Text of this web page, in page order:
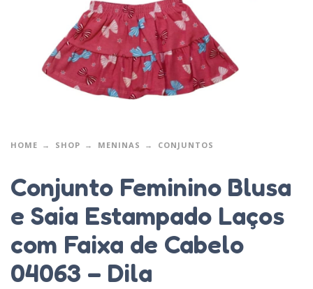
HOME SHOP MENINAS CONJUNTOS
Conjunto Feminino Blusa
e Saia Estampado Laços
com Faixa de Cabelo
04063 – Dila